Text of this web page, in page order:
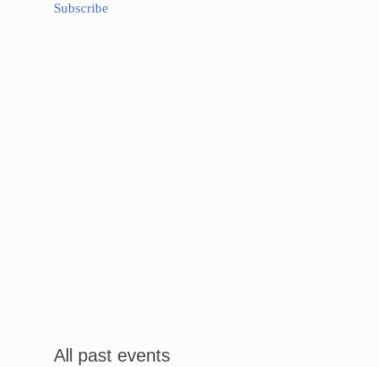
Subscribe
All past events